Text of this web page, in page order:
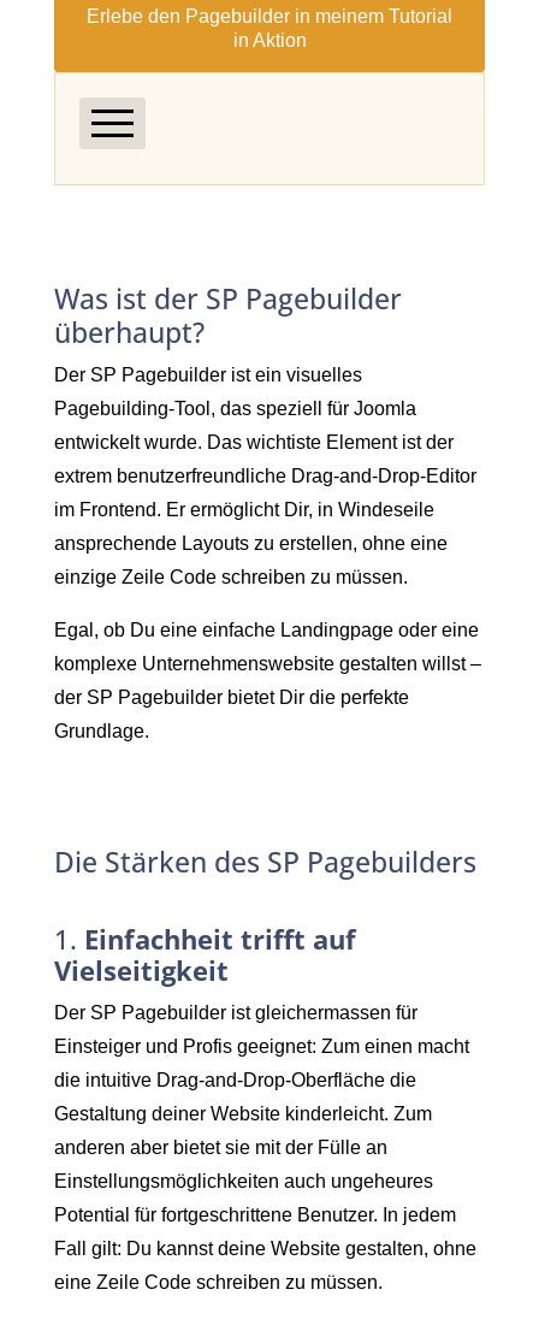
Erlebe den Pagebuilder in meinem Tutorial
in Aktion
Was ist der SP Pagebuilder überhaupt?
Warum macht die Verwendung von
Helix-Templates Sinn?
Was macht den SP Pagebuilder
besonders?
Was macht den SP Pagebuilder
besonders?
Fazit: Darum ist der SP Pagebuilder ein
Was ist der SP Pagebuilder
überhaupt?
Der SP Pagebuilder ist ein visuelles
Pagebuilding-Tool, das speziell für Joomla
entwickelt wurde. Das wichtiste Element ist der
extrem benutzerfreundliche Drag-and-Drop-Editor
im Frontend. Er ermöglicht Dir, in Windeseile
ansprechende Layouts zu erstellen, ohne eine
einzige Zeile Code schreiben zu müssen.
Egal, ob Du eine einfache Landingpage oder eine
komplexe Unternehmenswebsite gestalten willst –
der SP Pagebuilder bietet Dir die perfekte
Grundlage.
Die Stärken des SP Pagebuilders
1. Einfachheit trifft auf
Vielseitigkeit
Der SP Pagebuilder ist gleichermassen für
Einsteiger und Profis geeignet: Zum einen macht
die intuitive Drag-and-Drop-Oberfläche die
Gestaltung deiner Website kinderleicht. Zum
anderen aber bietet sie mit der Fülle an
Einstellungsmöglichkeiten auch ungeheures
Potential für fortgeschrittene Benutzer. In jedem
Fall gilt: Du kannst deine Website gestalten, ohne
eine Zeile Code schreiben zu müssen.